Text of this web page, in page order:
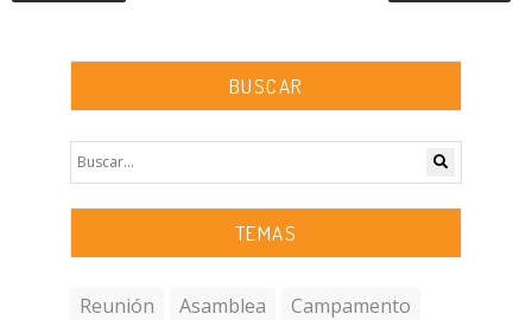
BUSCAR
TEMAS
Reunión Asamblea
Campamento